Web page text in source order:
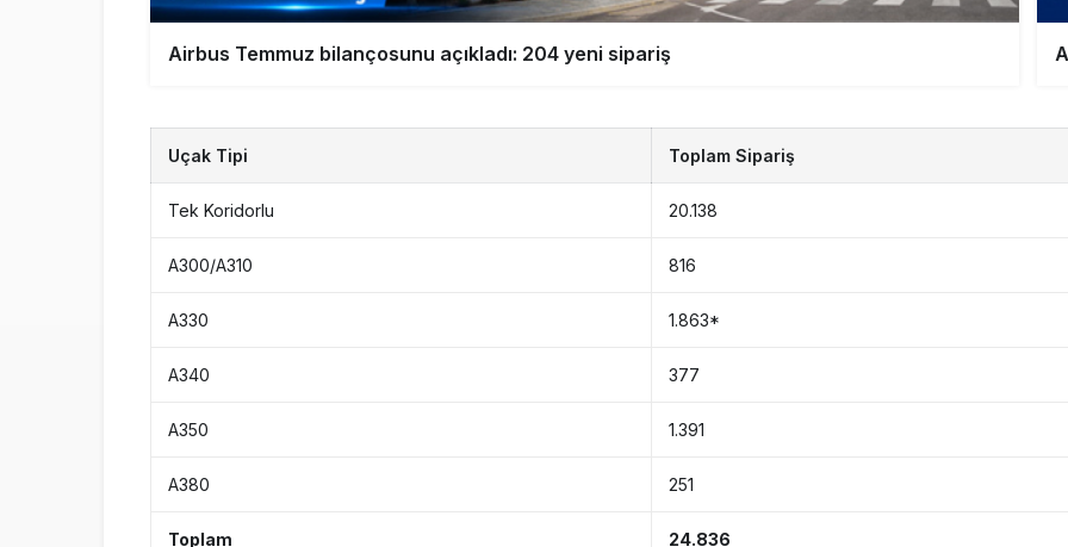
Airbus Temmuz bilançosunu açıkladı: 204 yeni sipariş
Uçak Tipi Toplam Sipariş
Tek Koridorlu 20.138
A300/A310 816
A330 1.863*
A340 377
A350 1.391
A380 251
Toplam 24.836